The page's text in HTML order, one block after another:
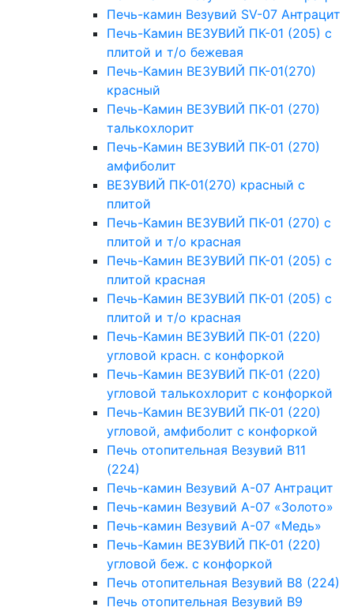
Печь-камин Везувий SV-07 Антрацит
Печь-Камин ВЕЗУВИЙ ПК-01 (205) с
плитой и т/о бежевая
Печь-Камин ВЕЗУВИЙ ПК-01(270)
красный
Печь-Камин ВЕЗУВИЙ ПК-01 (270)
талькохлорит
Печь-Камин ВЕЗУВИЙ ПК-01 (270)
амфиболит
ВЕЗУВИЙ ПК-01(270) красный с
плитой
Печь-Камин ВЕЗУВИЙ ПК-01 (270) с
плитой и т/о красная
Печь-Камин ВЕЗУВИЙ ПК-01 (205) с
плитой красная
Печь-Камин ВЕЗУВИЙ ПК-01 (205) с
плитой и т/о красная
Печь-Камин ВЕЗУВИЙ ПК-01 (220)
угловой красн. с конфоркой
Печь-Камин ВЕЗУВИЙ ПК-01 (220)
угловой талькохлорит с конфоркой
Печь-Камин ВЕЗУВИЙ ПК-01 (220)
угловой, амфиболит с конфоркой
Печь отопительная Везувий В11
(224)
Печь-камин Везувий А-07 Антрацит
Печь-камин Везувий А-07 «Золото»
Печь-камин Везувий А-07 «Медь»
Печь-Камин ВЕЗУВИЙ ПК-01 (220)
угловой беж. с конфоркой
Печь отопительная Везувий В8 (224)
Печь отопительная Везувий В9